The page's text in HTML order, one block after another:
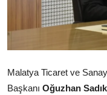
Malatya Ticaret ve
Başkanı Oğuzhan